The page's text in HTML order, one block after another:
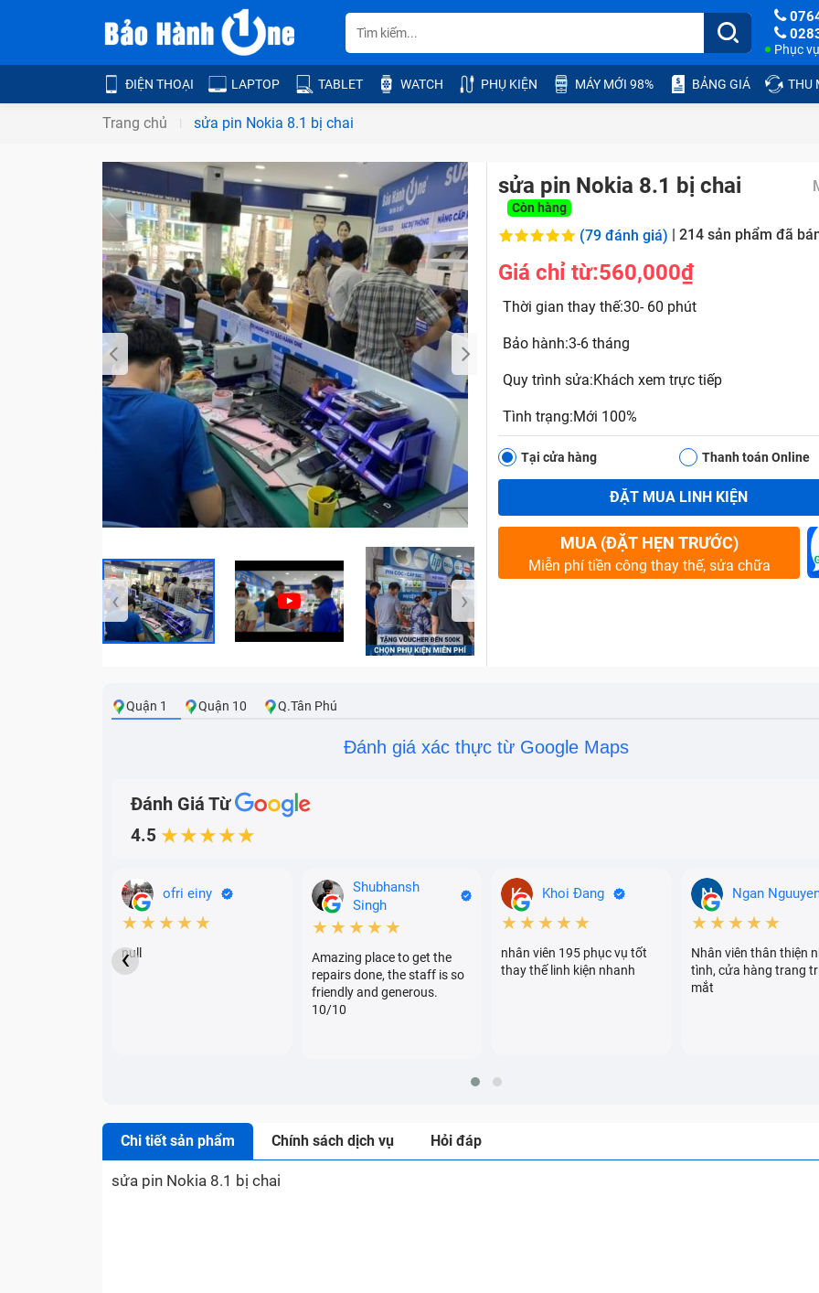
Phục
ĐIỆN THOẠI LAPTOP TABLET WATCH PHỤ KIỆN MÁY MỚI 98% BẢNG GIÁ THU
Trang chủ sửa pin Nokia 8.1 bị chai
‹ ›
sửa pin Nokia 8.1 bị chai
Còn hàng
(79 đánh giá) | 214 sản phẩm đã
Giá chỉ từ:560,000₫
Thời gian thay thế:30- 60 phút
Bảo hành:3-6 tháng
Quy trình sửa:Khách xem trực tiếp
Tình trạng:Mới 100%
Tại cửa hàng Thanh toán Online
ĐẶT MUA LINH KIỆN
MUA (ĐẶT HẸN TRƯỚC)
Miễn phí tiền công thay thế, sửa chữa
Quận 1 Quận 10 Q.Tân Phú
Đánh giá xác thực từ Google Maps
Đánh Giá Từ
4.5 ★★★★★
ofri einy
★★★★★
null
Shubhansh
Singh
★★★★★
Amazing place to get the
repairs done, the staff is so
friendly and generous.
10/10
Khoi Đang
★★★★★
nhân viên 195 phục vụ tốt
thay thế linh kiện nhanh
Ngan
★★★★★
Nhân viên thân thiện
tình, cửa hàng trang
mắt
‹
Chi tiết sản phẩm Chính sách dịch vụ Hỏi đáp
sửa pin Nokia 8.1 bị chai